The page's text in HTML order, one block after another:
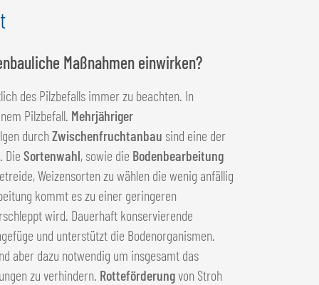
Maßnahmen einwirken?
des Pilzbefalls immer zu beachten. In
Pilzbefall. Mehrjähriger
durchZwischenfruchtanbau sind eine der
DieSortenwahl, sowie die Bodenbearbeitung
Weizensorten zu wählen die wenig anfällig
kommt es zu einer geringeren
wird. Dauerhaft konservierende
und unterstützt die Bodenorganismen.
aber dazu notwendig um insgesamt das
zu verhindern. Rotteförderungvon Stroh